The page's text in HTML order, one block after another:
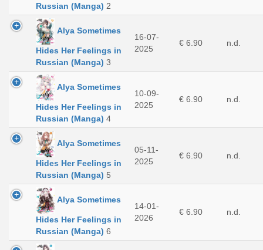
Russian (Manga) 2
Alya Sometimes
Hides Her Feelings in
Russian (Manga) 3
16-07-
2025
€ 6.90 n.d.
Alya Sometimes
Hides Her Feelings in
Russian (Manga) 4
10-09-
2025
€ 6.90 n.d.
Alya Sometimes
Hides Her Feelings in
Russian (Manga) 5
05-11-
2025
€ 6.90 n.d.
Alya Sometimes
Hides Her Feelings in
Russian (Manga) 6
14-01-
2026
€ 6.90 n.d.